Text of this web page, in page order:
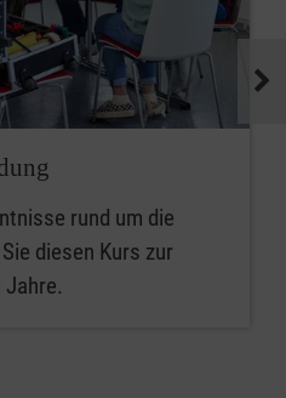
rund um die
diesen Kurs zur